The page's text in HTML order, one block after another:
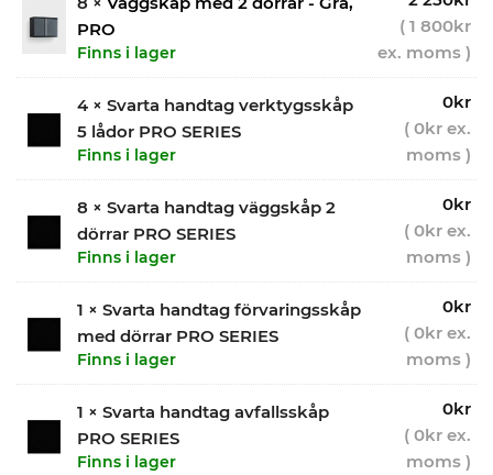
PRO
Finns i lager
( 1 800kr
ex. moms )
4 × Svarta handtag verktygsskåp
5 lådor PRO SERIES
Finns i lager
0kr
( 0kr ex.
moms )
8 × Svarta handtag väggskåp 2
dörrar PRO SERIES
Finns i lager
0kr
( 0kr ex.
moms )
1 × Svarta handtag förvaringsskåp
med dörrar PRO SERIES
Finns i lager
0kr
( 0kr ex.
moms )
1 × Svarta handtag avfallsskåp
PRO SERIES
Finns i lager
0kr
( 0kr ex.
moms )